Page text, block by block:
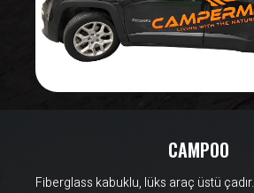
CAMPOO
Fiberglass kabuklu, lüks araç üstü çadır.